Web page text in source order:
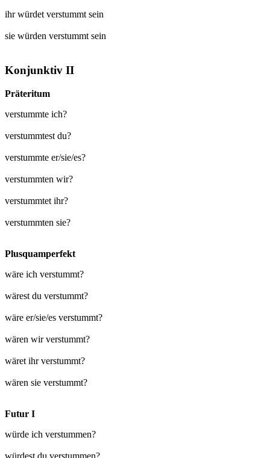
ihr würdetverstummtsein
sie würden verstummtsein
Konjunktiv II
Präteritum
verstummte ich?
verstummtest du?
verstummte er/sie/es?
verstummten wir?
verstummtet ihr?
verstummten sie?
Plusquamperfekt
wäre ich verstummt?
wärest du verstummt?
wäre er/sie/es verstummt?
wären wir verstummt?
wäret ihr verstummt?
wären sie verstummt?
Futur I
würde ich verstummen?
würdest du verstummen?